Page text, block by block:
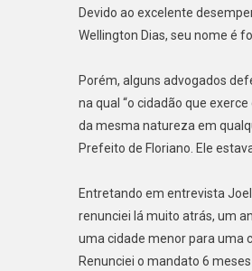
Devido ao excelente
Wellington Dias, seu nome é
Porém, alguns advogados
na qual “o cidadão que
da mesma natureza em
Prefeito de Floriano. Ele
Entretando em entrevista
renunciei lá muito atrás, um
uma cidade menor para uma
Renunciei o mandato 6